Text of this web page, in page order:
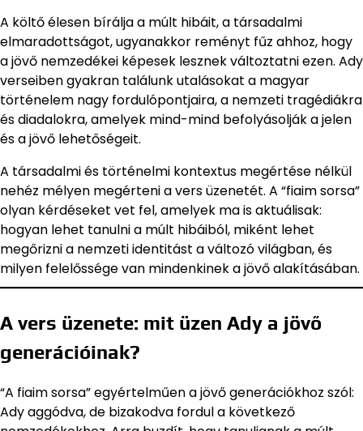
A költő élesen bírálja a múlt hibáit, a társadalmi
elmaradottságot, ugyanakkor reményt fűz ahhoz, hogy
a jövő nemzedékei képesek lesznek változtatni ezen. Ady
verseiben gyakran találunk utalásokat a magyar
történelem nagy fordulópontjaira, a nemzeti tragédiákra
és diadalokra, amelyek mind-mind befolyásolják a jelen
és a jövő lehetőségeit.
A társadalmi és történelmi kontextus megértése nélkül
nehéz mélyen megérteni a vers üzenetét. A “fiaim sorsa”
olyan kérdéseket vet fel, amelyek ma is aktuálisak:
hogyan lehet tanulni a múlt hibáiból, miként lehet
megőrizni a nemzeti identitást a változó világban, és
milyen felelőssége van mindenkinek a jövő alakításában.
A vers üzenete: mit üzen Ady a jövő
generációinak?
“A fiaim sorsa” egyértelműen a jövő generációkhoz szól:
Ady aggódva, de bizakodva fordul a következő